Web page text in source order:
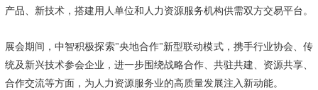
产品、新技术，搭建用人单位和人力资源服务机构供需双方交易平台。
展会期间，中智积极探索"央地合作"新型联动模式，携手行业协会、传
统及新兴技术参会企业，进一步围绕战略合作、共驻共建、资源共享、
合作交流等方面，为人力资源服务业的高质量发展注入新动能。